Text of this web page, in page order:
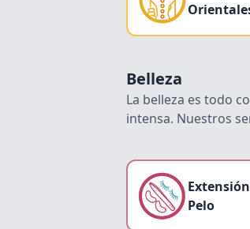
Belleza
La belleza es todo
intensa. Nuestros
Pelo